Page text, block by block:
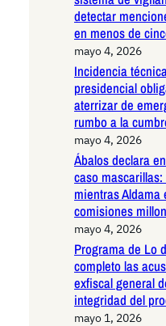
detectar
en menos de
mayo 4, 2026
Incidencia
presidencial
aterrizar de
rumbo a la
mayo 4, 2026
Ábalos declara
caso mascarillas:
mientras Aldama
comisiones
mayo 4, 2026
Programa de Lo
completo las
exfiscal general
integridad del
mayo 1, 2026